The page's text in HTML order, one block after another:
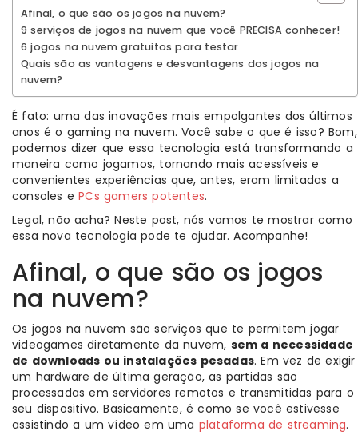
Afinal, o que são os jogos na nuvem?
9 serviços de jogos na nuvem que você PRECISA conhecer!
6 jogos na nuvem gratuitos para testar
Quais são as vantagens e desvantagens dos jogos na
nuvem?
É fato: uma das inovações mais empolgantes dos últimos
anos é o gaming na nuvem. Você sabe o que é isso? Bom,
podemos dizer que essa tecnologia está transformando a
maneira como jogamos, tornando mais acessíveis e
convenientes experiências que, antes, eram limitadas a
consoles ePCs gamers potentes.
Legal, não acha? Neste post, nós vamos te mostrar como
essa nova tecnologia pode te ajudar. Acompanhe!
Afinal, o que são os jogos
na nuvem?
Os jogos na nuvem são serviços que te permitem jogar
videogames diretamente da nuvem, sem a necessidade
de downloads ou instalações pesadas. Em vez de exigir
um hardware de última geração, as partidas são
processadas em servidores remotos e transmitidas para o
seu dispositivo. Basicamente, é como se você estivesse
assistindo a um vídeo em uma plataforma de streaming.